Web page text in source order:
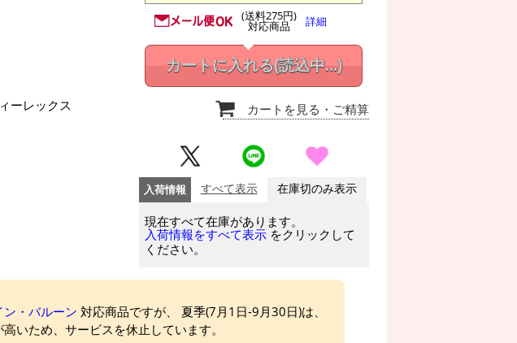
ーレックス
(送料275円)
対応商品 詳細
カートに入れる(読込中...)
カートを見る ・ご精算
入荷情報 すべて表示 在庫切のみ表示
現在すべて在庫があります。
入荷情報をすべて表示 をクリックして
ください。
ン・バルーン 対応商品ですが、 夏季(7月1日-9月30日)は、
いため、サービスを休止しています。